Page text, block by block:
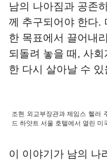
남의 나아짐과 공존
께 추구되어야 한다.
한 목표에서 끌어내
되돌려 놓을 때, 사
한 다시 살아날 수 있
조현 외교부장관과 제임스 헬러
드 하얏트 서울 호텔에서 열린
이 이야기가 남의 나